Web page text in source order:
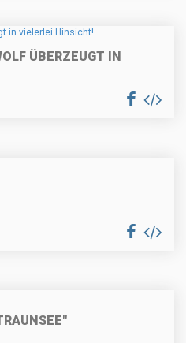
ÜBERZEUGT IN